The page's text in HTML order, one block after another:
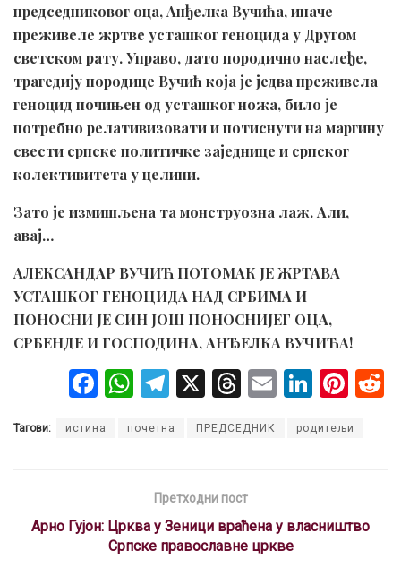
председниковог оца, Анђелка Вучића, иначе
преживеле жртве усташког геноцида у Другом
светском рату. Управо, дато породично наслеђе,
трагедију породице Вучић која је једва преживела
геноцид почињен од усташког ножа, било је
потребно релативизовати и потиснути на маргину
свести српске политичке заједнице и српског
колективитета у целини.
Зато је измишљена та монструозна лаж. Али,
авај…
АЛЕКСАНДАР ВУЧИЋ ПОТОМАК ЈЕ ЖРТАВА
УСТАШКОГ ГЕНОЦИДА НАД СРБИМА И
ПОНОСНИ ЈЕ СИН ЈОШ ПОНОСНИЈЕГ ОЦА,
СРБЕНДЕ И ГОСПОДИНА, АНЂЕЛКА ВУЧИЋА!
F
ce
o
k
W
at
A
p
p
T
e
a
m
X T
e
s
E
ail
Li
ke
Pi
Тагови: истина почетна ПРЕДСЕДНИК родитељи
Претходни пост
Арно Гујон: Црква у Зеници враћена у власништво
Српске православне цркве